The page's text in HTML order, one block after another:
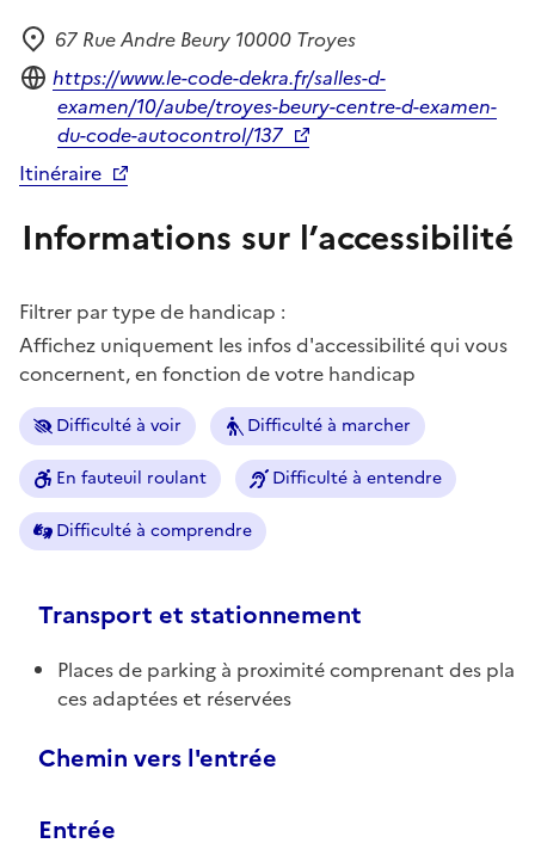
Adresse
67 Rue Andre Beury 10000 Troyes
Site internet
https://www.le-code-dekra.fr/salles-d-
examen/10/aube/troyes-beury-centre-d-examen-
du-code-autocontrol/137
Itinéraire
Informations sur l’accessibilité
Filtrer par type de handicap :
Affichez uniquement les infos d'accessibilité qui vous
concernent, en fonction de votre handicap
Difficulté à voir Difficulté à marcher
En fauteuil roulant Difficulté à entendre
Difficulté à comprendre
Transport et stationnement
Places de parking à proximité comprenant des pla
ces adaptées et réservées
Chemin vers l'entrée
Entrée